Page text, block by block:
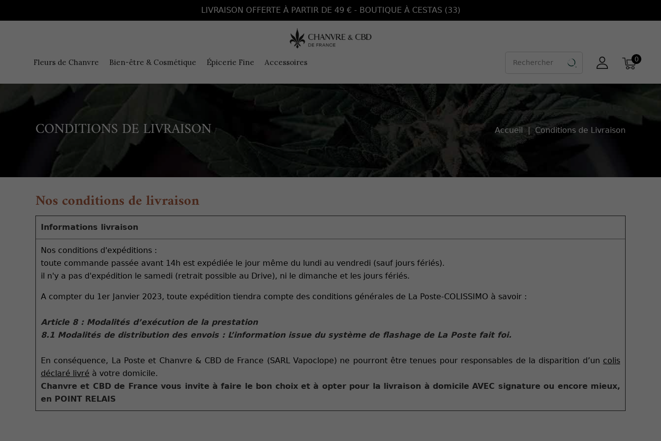
LIVRAISON OFFERTE À PARTIR DE 49 € - BOUTIQUE À CESTAS (33)
Fleurs de Chanvre Bien-être & Cosmétique Épicerie Fine Accessoires  0
CONDITIONS DE LIVRAISON Accueil Conditions de Livraison
Nos conditions de livraison
Informations livraison
Nos conditions d'expéditions :
toute commande passée avant 14h est expédiée le jour même du lundi au vendredi (sauf jours fériés).
il n'y a pas d'expédition le samedi (retrait possible au Drive), ni le dimanche et les jours fériés.
A compter du 1er Janvier 2023, toute expédition tiendra compte des conditions générales de La Poste-COLISSIMO à savoir :
Article 8 : Modalités d’exécution de la prestation
8.1 Modalités de distribution des envois : L’information issue du système de flashage de La Poste fait foi.
En conséquence, La Poste et Chanvre & CBD de France (SARL Vapoclope) ne pourront être tenues pour responsables de la disparition d’un colis
déclaré livré à votre domicile.
Chanvre et CBD de France vous invite à faire le bon choix et à opter pour la livraison à domicile AVEC signature ou encore mieux,
en POINT RELAIS